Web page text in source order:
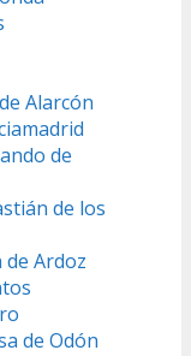
Alarcón
de
de los
Ardoz
de Odón